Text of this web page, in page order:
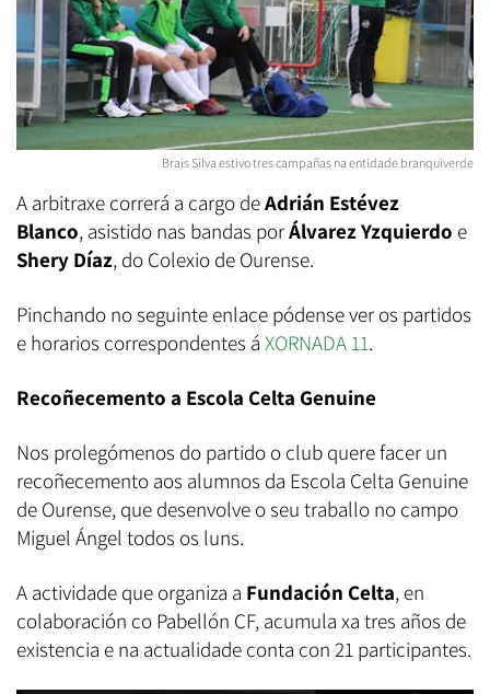
Brais Silva estivo tres campañas na entidade branquiverde
A arbitraxe correrá a cargo deAdrián Estévez
Blanco, asistido nas bandas porÁlvarez Yzquierdo e
Shery Díaz, do Colexio de Ourense.
Pinchando no seguinte enlace pódense ver os partidos
e horarios correspondentes á XORNADA 11.
Recoñecemento a Escola Celta Genuine
Nos prolegómenos do partido o club quere facer un
recoñecemento aos alumnos da Escola Celta Genuine
de Ourense, que desenvolve o seu traballo no campo
Miguel Ángel todos os luns.
A actividade que organiza a Fundación Celta, en
colaboración co Pabellón CF, acumula xa tres años de
existencia e na actualidade conta con 21 participantes.